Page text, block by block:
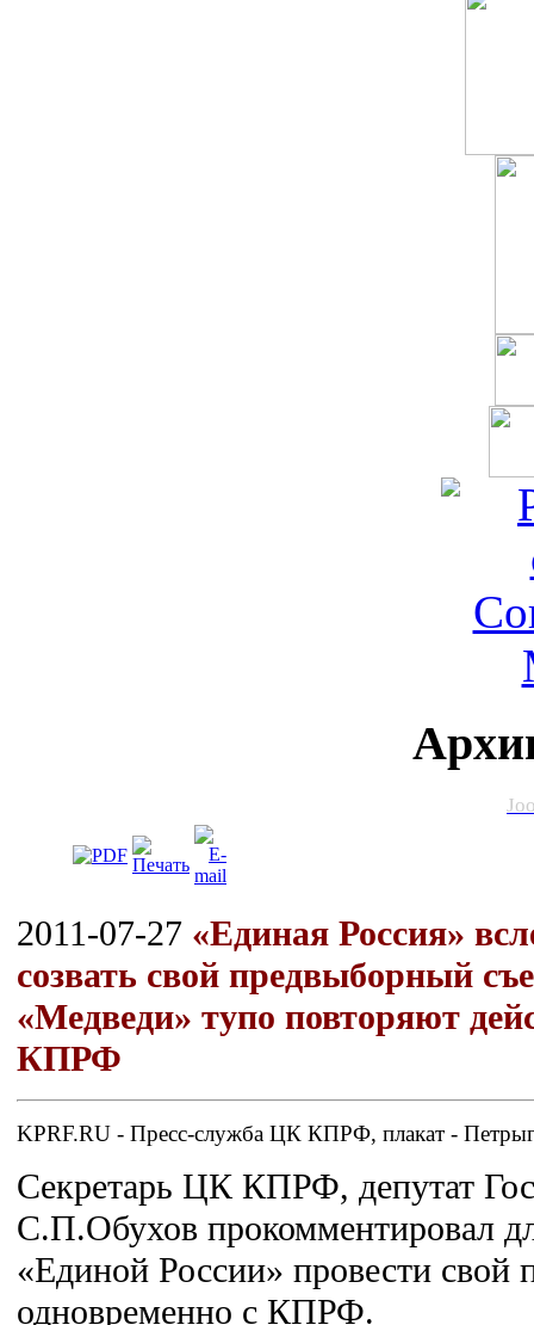
2011-07-27 «Единая Россия»
созвать свой предвыборный
«Медведи» тупо повторяют
КПРФ
KPRF.RU - Пресс-служба ЦК КПРФ, плакат -
Секретарь ЦК КПРФ, депутат
С.П.Обухов прокомментировал
«Единой России» провести свой
одновременно с КПРФ.